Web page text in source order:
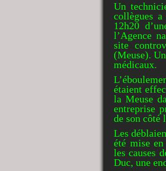
Un
collègues
12h20
l’Agence
site
(Meuse).
médicaux.
étaient
la Meuse
entreprise
de son côté
Les
été mise
les causes
Duc, une